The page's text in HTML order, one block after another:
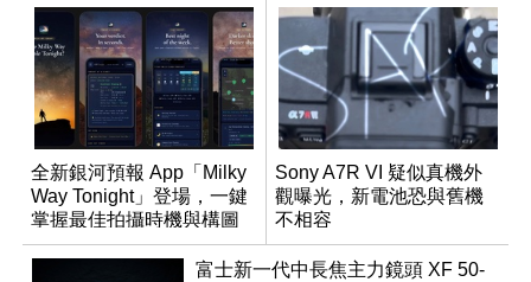
全新銀河預報 App「Milky
Way Tonight」登場，一鍵
掌握最佳拍攝時機與構圖
Sony A7R VI 疑似真機外
觀曝光，新電池恐與舊機
不相容
富士新一代中長焦主力鏡頭 XF 50-